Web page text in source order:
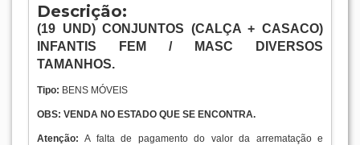
Descrição:
(19 UND) CONJUNTOS (CALÇA + CASACO)
INFANTIS FEM / MASC DIVERSOS
TAMANHOS.
Tipo: BENS MÓVEIS
OBS: VENDA NO ESTADO QUE SE ENCONTRA.
Atenção:A falta de pagamento do valor da arrematação e